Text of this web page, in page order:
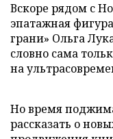
Вскоре рядом с
эпатажная
грани» Ольга
словно сама
на
Но время
рассказать о